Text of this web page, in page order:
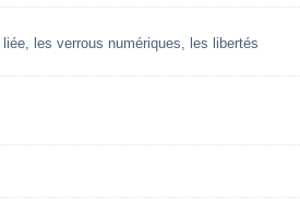
les verrous numériques, les libertés